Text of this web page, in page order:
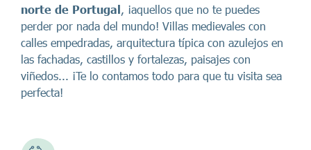
norte de Portugal, ¡aquellos que no te puedes
perder por nada del mundo! Villas medievales con
calles empedradas, arquitectura típica con azulejos en
las fachadas, castillos y fortalezas, paisajes con
viñedos... ¡Te lo contamos todo para que tu visita sea
perfecta!